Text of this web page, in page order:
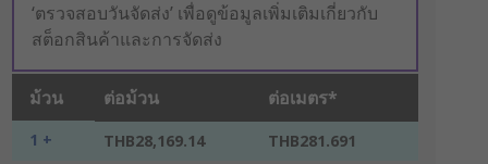
‘ตรวจสอบวันจัดส่ง’ เพื่อดูข้อมูลเพิ่มเติมเกี่ยวกับ
สต็อกสินค้าและการจัดส่ง
ม้วน ต่อม้วน ต่อเมตร*
1 + THB28,169.14 THB281.691